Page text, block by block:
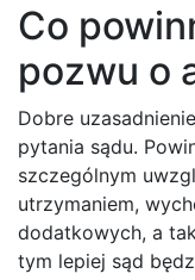
Co
pozwu o
Dobre
pytania sądu.
szczególnym
utrzymaniem,
dodatkowych, a
tym lepiej sąd